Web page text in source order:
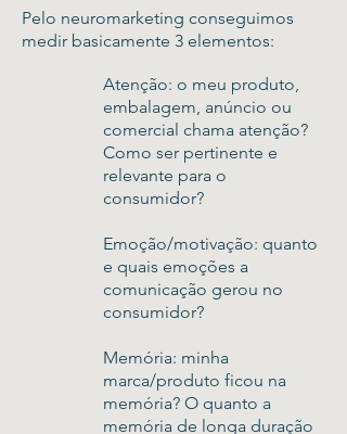
Pelo neuromarketing conseguimos
medir basicamente 3 elementos:
Atenção: o meu produto,
embalagem, anúncio ou
comercial chama atenção?
Como ser pertinente e
relevante para o
consumidor?
Emoção/motivação: quanto
e quais emoções a
comunicação gerou no
consumidor?
Memória: minha
marca/produto ficou na
memória? O quanto a
memória de longa duração